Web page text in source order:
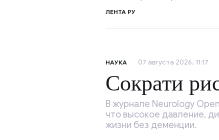
ЛЕНТА РУ
НАУКА 07 августа 2026, 11:17
Сократи
В журнале Neurology
что высокое давление,
жизни без деменции.